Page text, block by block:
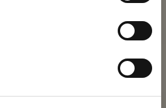
Ikone von Breguet